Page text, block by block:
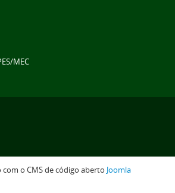
MEC
com o CMS de código aberto Joomla